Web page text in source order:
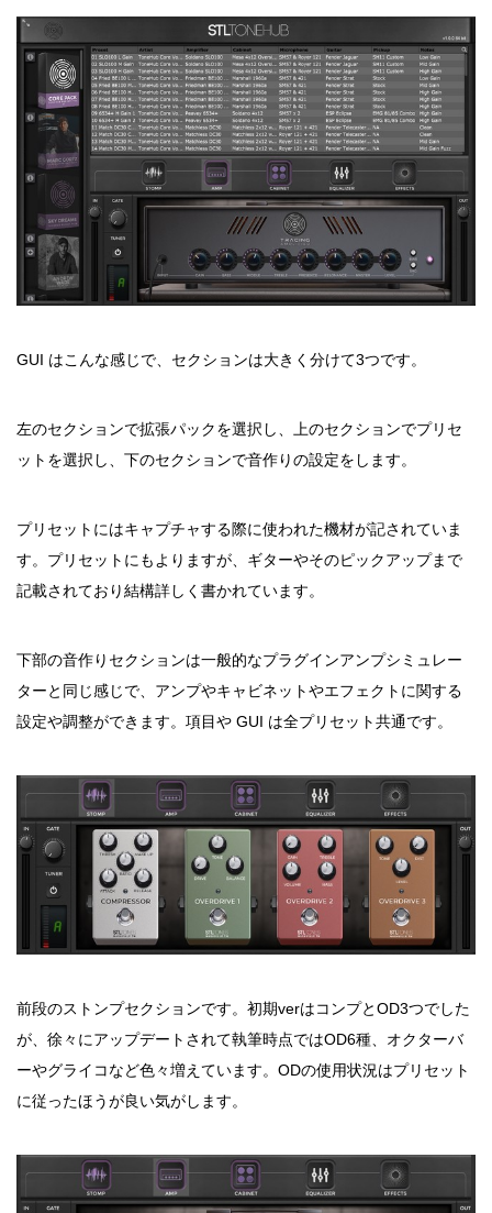
GUI はこんな感じで、セクションは大きく分けて3つです。
左のセクションで拡張パックを選択し、上のセクションでプリセ
ットを選択し、下のセクションで音作りの設定をします。
プリセットにはキャプチャする際に使われた機材が記されていま
す。プリセットにもよりますが、ギターやそのピックアップまで
記載されており結構詳しく書かれています。
下部の音作りセクションは一般的なプラグインアンプシミュレー
ターと同じ感じで、アンプやキャビネットやエフェクトに関する
設定や調整ができます。項目や GUI は全プリセット共通です。
前段のストンプセクションです。初期verはコンプとOD3つでした
が、徐々にアップデートされて執筆時点ではOD6種、オクターバ
ーやグライコなど色々増えています。ODの使用状況はプリセット
に従ったほうが良い気がします。